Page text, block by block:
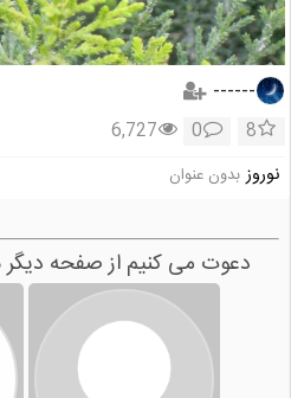
------
8
0
6,727
نوروز بدون عنوان
دعوت می کنیم از صفحه دیگر